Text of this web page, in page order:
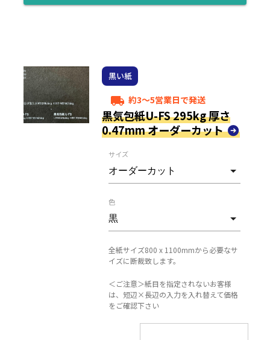
黒い紙
local_shipping 約3～5営業日で発送
黒気包紙U-FS 295kg 厚さ
0.47mm オーダーカット
サイズ
色
全紙サイズ800 x 1100mmから必要なサ
イズに断裁致します。
＜ご注意＞紙目を指定されないお客様
は、短辺×長辺の入力を入れ替えて価格
をご確認下さい